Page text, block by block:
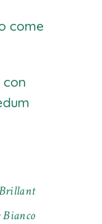
come
Bianco